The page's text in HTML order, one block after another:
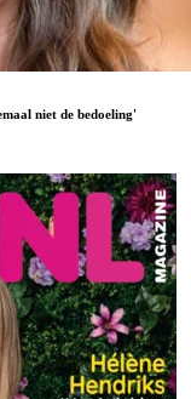
niet de bedoeling'